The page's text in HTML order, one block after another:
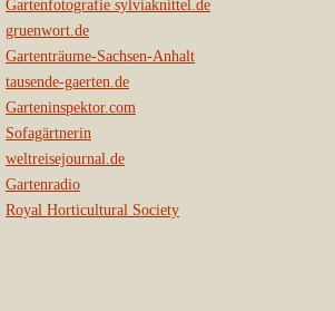
Gartenfotografie sylviaknittel.de
gruenwort.de
Gartenträume-Sachsen-Anhalt
tausende-gaerten.de
Garteninspektor.com
Sofagärtnerin
weltreisejournal.de
Gartenradio
Royal Horticultural Society